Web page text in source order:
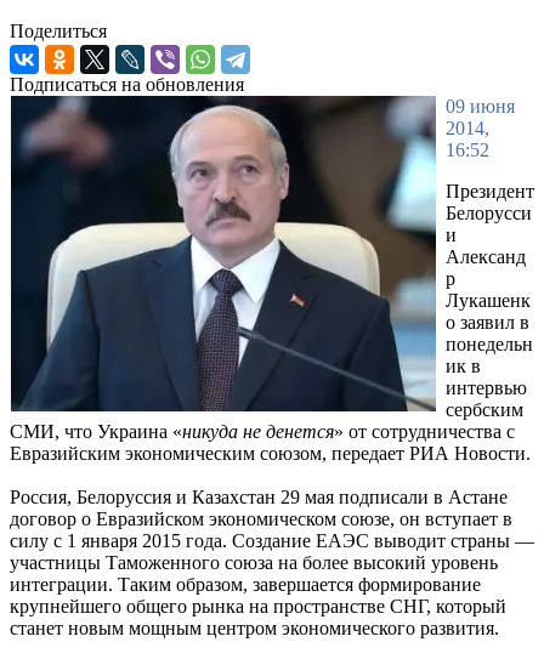
Поделиться
Подписаться на обновления
09 июня
2014,
16:52
Президент
Белорусси
и
Александ
р
Лукашенк
о заявил в
понедельн
ик в
интервью
сербским
СМИ, что Украина «никуда не денется» от сотрудничества с
Евразийским экономическим союзом, передает РИА Новости.
Россия, Белоруссия и Казахстан 29 мая подписали в Астане
договор о Евразийском экономическом союзе, он вступает в
силу с 1 января 2015 года. Создание ЕАЭС выводит страны —
участницы Таможенного союза на более высокий уровень
интеграции. Таким образом, завершается формирование
крупнейшего общего рынка на пространстве СНГ, который
станет новым мощным центром экономического развития.